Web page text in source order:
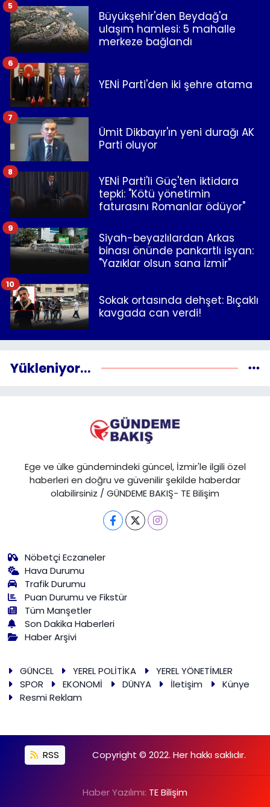
Büyükşehir'den Beydağ'a
ulaşım hamlesi: 5 mahalle
merkeze bağlandı
5
YENİ Parti'den iki şehre atama
6
Ümit Dikbayır'ın yeni durağı AK
Parti oluyor
7
YENİ Parti'li Güç'ten iktidara
tepki: "Kötü yönetimin
faturasını Romanlar ödüyor"
8
Siyah-beyazlılardan Arkas
binası önünde pankartlı isyan:
"Yazıklar olsun sana İzmir"
9
Sokak ortasında dehşet: Bıçaklı
kavgada can verdi!
10
Yükleniyor...
Ege ve ülke gündemindeki güncel, İzmir'le ilgili özel
haberleri en doğru ve güvenilir şekilde haberdar
olabilirsiniz / GÜNDEME BAKIŞ- TE Bilişim
Nöbetçi Eczaneler
Hava Durumu
Trafik Durumu
Puan Durumu ve Fikstür
Tüm Manşetler
Son Dakika Haberleri
Haber Arşivi
GÜNCEL YEREL POLİTİKA
YEREL YÖNETİMLER
SPOR
EKONOMİ DÜNYA İletişim
Künye
Resmi Reklam
RSS Copyright © 2022. Her hakkı saklıdır.
Haber Yazılımı: TE Bilişim